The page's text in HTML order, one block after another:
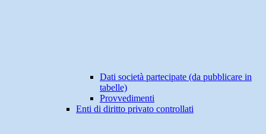
Dati società partecipate (da pubblicare in
tabelle)
Provvedimenti
Enti di diritto privato controllati